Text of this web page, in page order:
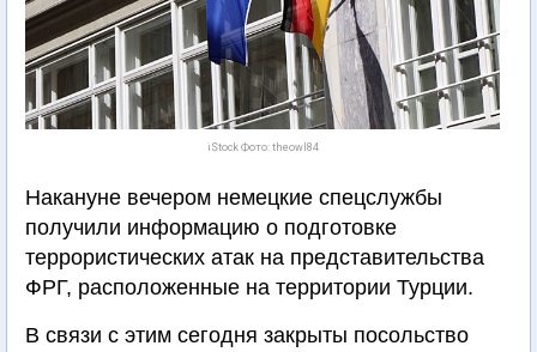
iStock Фото: theowl84
Накануне вечером немецкие спецслужбы
получили информацию о подготовке
террористических атак на представительства
ФРГ, расположенные на территории Турции.
В связи с этим сегодня закрыты посольство